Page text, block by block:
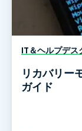
IT＆ヘルプデス
リカバリー
ガイド